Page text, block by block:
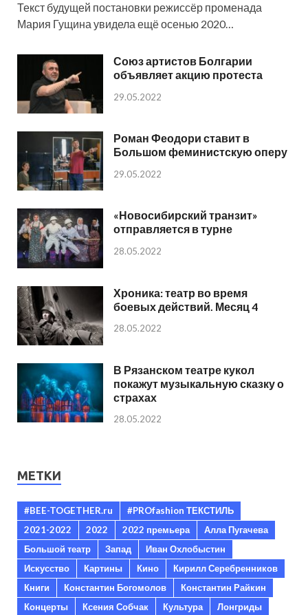
Текст будущей постановки режиссёр променада
Мария Гущина увидела ещё осенью 2020…
Союз артистов Болгарии
объявляет акцию протеста
29.05.2022
Роман Феодори ставит в
Большом феминистскую оперу
29.05.2022
«Новосибирский транзит»
отправляется в турне
28.05.2022
Хроника: театр во время
боевых действий. Месяц 4
28.05.2022
В Рязанском театре кукол
покажут музыкальную сказку о
страхах
28.05.2022
МЕТКИ
#BEE-TOGETHER.ru
#PROfashion ТЕКСТИЛЬ
2021-2022
2022 2022 премьера
Алла Пугачева
Большой театр
Запад
Иван Охлобыстин
Искусство
Картины Кино
Кирилл Серебренников
Книги
Константин Богомолов
Константин Райкин
Концерты
Ксения Собчак Культура
Лонгриды